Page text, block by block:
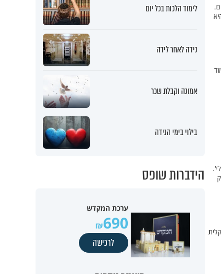
לימוד הלכות בכל יום
נידה לאחר לידה
אמונה וקבלת שכר
בילוי בימי הנידה
הידברות שופס
ערכת המקדש
690
לרכישה